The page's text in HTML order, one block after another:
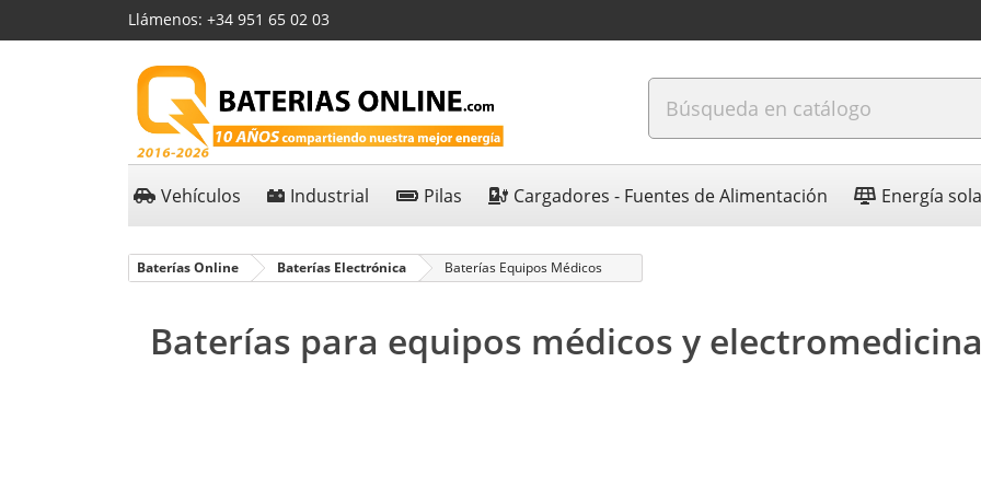
Llámenos: +34 951 65 02 03
Vehículos Industrial Pilas Cargadores - Fuentes de Alimentación Energía
Baterías Online Baterías Electrónica Baterías Equipos Médicos
Baterías para equipos médicos y electromedicina